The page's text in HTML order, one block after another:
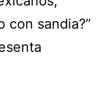
con sandia?”